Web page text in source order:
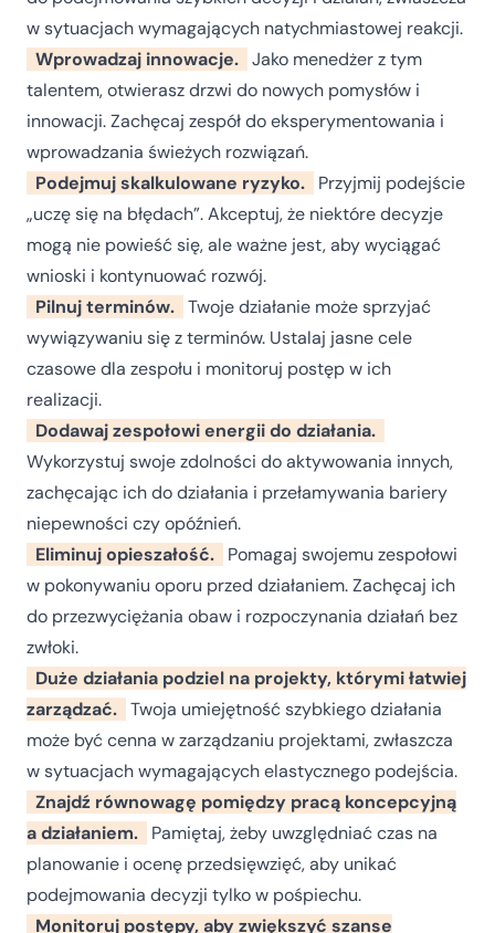
w sytuacjach wymagających natychmiastowej reakcji.
Wprowadzaj innowacje. Jako menedżer z tym
talentem, otwierasz drzwi do nowych pomysłów i
innowacji. Zachęcaj zespół do eksperymentowania i
wprowadzania świeżych rozwiązań.
Podejmuj skalkulowane ryzyko.
Przyjmij podejście
„uczę się na błędach”. Akceptuj, że niektóre decyzje
mogą nie powieść się, ale ważne jest, aby wyciągać
wnioski i kontynuować rozwój.
Pilnuj terminów. Twoje działanie może sprzyjać
wywiązywaniu się z terminów. Ustalaj jasne cele
czasowe dla zespołu i monitoruj postęp w ich
realizacji.
Dodawaj zespołowi energii do działania.
Wykorzystuj swoje zdolności do aktywowania innych,
zachęcając ich do działania i przełamywania bariery
niepewności czy opóźnień.
Eliminuj opieszałość.
Pomagaj swojemu zespołowi
w pokonywaniu oporu przed działaniem. Zachęcaj ich
do przezwyciężania obaw i rozpoczynania działań bez
zwłoki.
Duże działania podziel na projekty, którymi łatwiej
zarządzać. Twoja umiejętność szybkiego działania
może być cenna w zarządzaniu projektami, zwłaszcza
w sytuacjach wymagających elastycznego podejścia.
Znajdź równowagę pomiędzy pracą koncepcyjną
a działaniem.
Pamiętaj, żeby uwzględniać czas na
planowanie i ocenę przedsięwzięć, aby unikać
podejmowania decyzji tylko w pośpiechu.
Monitoruj postępy, aby zwiększyć szanse